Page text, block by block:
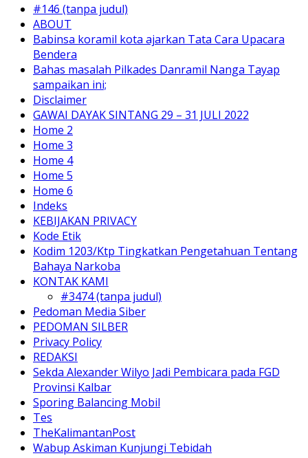
#146 (tanpa judul)
ABOUT
Babinsa koramil kota ajarkan Tata Cara Upacara
Bendera
Bahas masalah Pilkades Danramil Nanga Tayap
sampaikan ini;
Disclaimer
GAWAI DAYAK SINTANG 29 – 31 JULI 2022
Home 2
Home 3
Home 4
Home 5
Home 6
Indeks
KEBIJAKAN PRIVACY
Kode Etik
Kodim 1203/Ktp Tingkatkan Pengetahuan Tentang
Bahaya Narkoba
KONTAK KAMI
#3474 (tanpa judul)
Pedoman Media Siber
PEDOMAN SILBER
Privacy Policy
REDAKSI
Sekda Alexander Wilyo Jadi Pembicara pada FGD
Provinsi Kalbar
Sporing Balancing Mobil
Tes
TheKalimantanPost
Wabup Askiman Kunjungi Tebidah